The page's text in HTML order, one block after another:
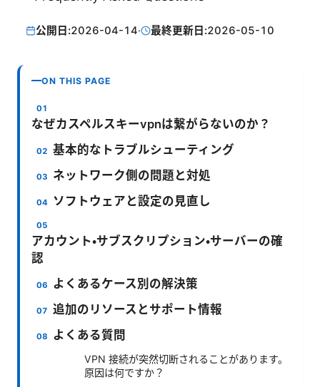
公開日:2026-04-14· 最終更新日:2026-05-10
ON THIS PAGE
なぜカスペルスキーvpnは繋がらないのか？
基本的なトラブルシューティング
ネットワーク側の問題と対処
ソフトウェアと設定の見直し
アカウント・サブスクリプション・サーバーの確
認
よくあるケース別の解決策
追加のリソースとサポート情報
よくある質問
VPN 接続が突然切断されることがあります。
原因は何ですか？